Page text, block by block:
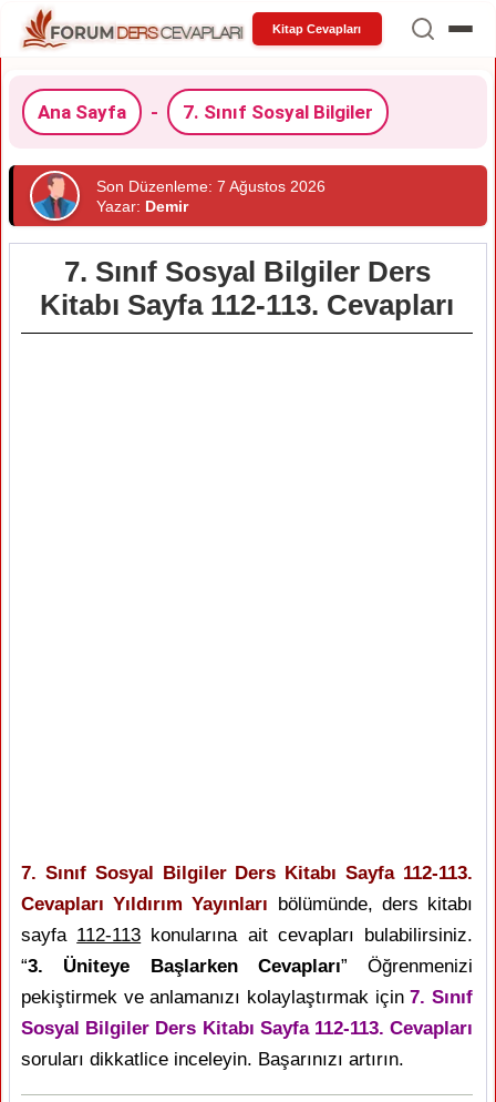
Kitap Cevapları
Ana Sayfa - 7. Sınıf Sosyal Bilgiler
Son Düzenleme: 7 Ağustos 2026
Yazar: Demir
7. Sınıf Sosyal Bilgiler Ders
Kitabı Sayfa 112-113. Cevapları
7. Sınıf Sosyal Bilgiler Ders Kitabı Sayfa 112-113.
Cevapları Yıldırım Yayınları bölümünde, ders kitabı
sayfa 112-113 konularına ait cevapları bulabilirsiniz.
“3. Üniteye Başlarken Cevapları” Öğrenmenizi
pekiştirmek ve anlamanızı kolaylaştırmak için7. Sınıf
Sosyal Bilgiler Ders Kitabı Sayfa 112-113. Cevapları
soruları dikkatlice inceleyin. Başarınızı artırın.